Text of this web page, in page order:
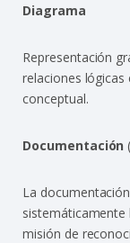
Diagrama
Representación
relaciones
conceptual.
Documentación
La
sistemáticamente
misión de